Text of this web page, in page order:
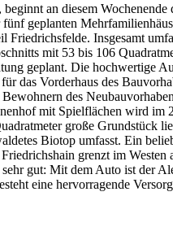
an diesem
geplanten
Friedrichsfelde. Insgesamt
mit 53 bis 106
geplant. Die hochwertige
das Vorderhaus des
des
mit Spielflächen wird
große Grundstück
Biotop umfasst. Ein
grenzt im
gut: Mit dem Auto ist der
eine hervorragende